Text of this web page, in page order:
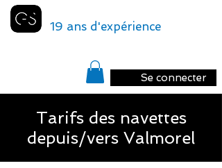
19 ans d'expérience
Se connecter
Tarifs des navettes
depuis/vers Valmorel